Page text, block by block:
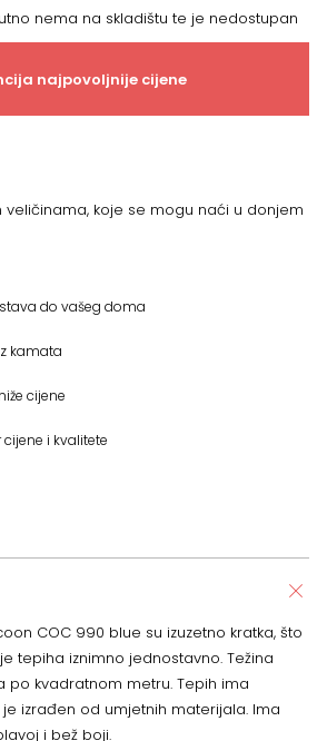
nema na skladištu te je nedostupan
najpovoljnije cijene
veličinama, koje se mogu naći u donjem
do vašeg doma
kamata
cijene
i kvalitete
COC 990 blue su izuzetno kratka, što
tepiha iznimno jednostavno. Težina
po kvadratnom metru. Tepih ima
je izrađen od umjetnih materijala. Ima
i bež boji.